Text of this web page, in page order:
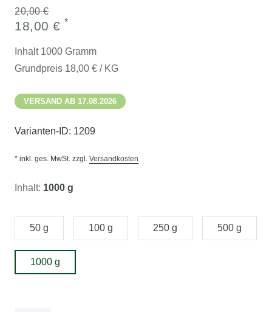
20,00 €
18,00 € *
Inhalt 1000 Gramm
Grundpreis 18,00 € / KG
VERSAND AB 17.08.2026
Varianten-ID: 1209
* inkl. ges. MwSt. zzgl. Versandkosten
Inhalt: 1000 g
50 g 100 g 250 g 500 g
1000 g